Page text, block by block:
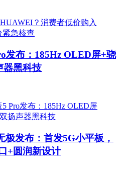
发布：185Hz OLED屏+骁
器黑科技
极发布：首发5G小平板，
+圆润新设计